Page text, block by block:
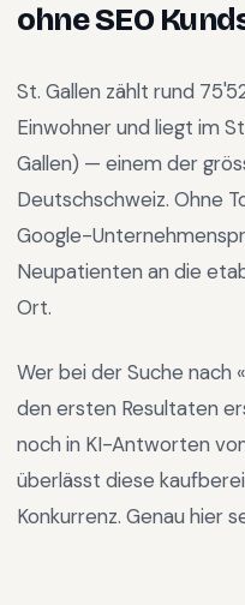
ohne SEO
St. Gallen zählt rund
Einwohner und liegt im
Gallen) — einem der
Deutschschweiz. Ohne
Google-
Neupatienten an die
Ort.
Wer bei der Suche nach «
den ersten Resultaten
noch in KI-Antworten
überlässt diese
Konkurrenz. Genau hier